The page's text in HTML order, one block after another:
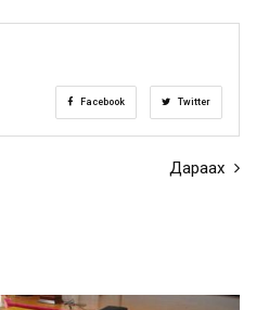
Facebook Twitter
Дараах